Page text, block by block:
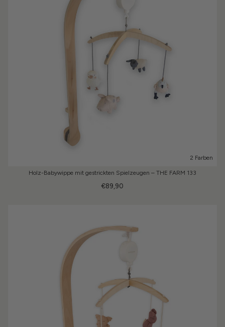
2 Farben
Holz-Babywippe mit gestrickten Spielzeugen – THE FARM 133
€89,90